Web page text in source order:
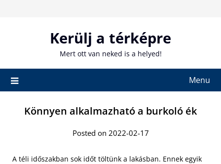
Kerülj a térképre
Mert ott van neked is a helyed!
Menu
Könnyen alkalmazható a burkoló ék
Posted on 2022-02-17
A téli időszakban sok időt töltünk a lakásban. Ennek egyik